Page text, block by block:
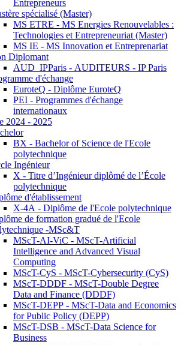
Entrepreneurs
spécialisé (Master)
MS ETRE - MS Energies Renouvelables :
Technologies et Entrepreneuriat (Master)
MS IE - MS Innovation et Entreprenariat
Diplomant
AUD_IPParis - AUDITEURS - IP Paris
d'échange
EuroteQ - Diplôme EuroteQ
PEI - Programmes d'échange
internationaux
2024 - 2025
BX - Bachelor of Science de l'Ecole
polytechnique
Ingénieur
X - Titre d’Ingénieur diplômé de l’École
polytechnique
d'établissement
X-4A - Diplôme de l'Ecole polytechnique
de formation gradué de l'Ecole
-MSc&T
MScT-AI-ViC - MScT-Artificial
Intelligence and Advanced Visual
Computing
MScT-CyS - MScT-Cybersecurity (CyS)
MScT-DDDF - MScT-Double Degree
Data and Finance (DDDF)
MScT-DEPP - MScT-Data and Economics
for Public Policy (DEPP)
MScT-DSB - MScT-Data Science for
Business